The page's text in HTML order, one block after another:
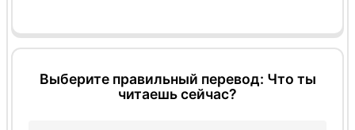
Выберите правильный перевод: Что ты
читаешь сейчас?